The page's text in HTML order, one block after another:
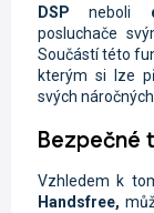
DSP neboli
posluchače
Součástí této
kterým si lze
svých
Bezpečné
Vzhledem k
Handsfree,